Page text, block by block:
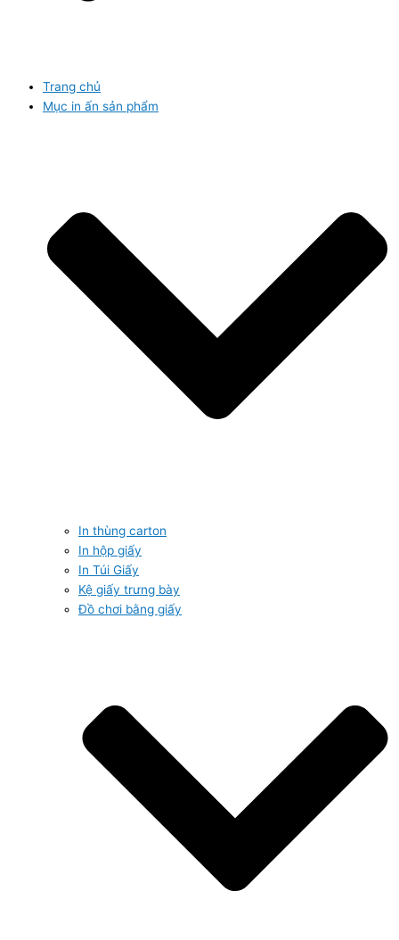
Trang chủ
Mục in ấn sản phẩm
In thùng carton
In hộp giấy
In Túi Giấy
Kệ giấy trưng bày
Đồ chơi bằng giấy